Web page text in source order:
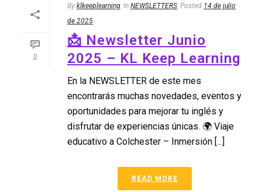
0
By klkeeplearning In NEWSLETTERS Posted 14 de julio
de 2025
📩 Newsletter Junio
2025 – KL Keep Learning
En la NEWSLETTER de este mes
encontrarás muchas novedades, eventos y
oportunidades para mejorar tu inglés y
disfrutar de experiencias únicas. 🌍 Viaje
educativo a Colchester – Inmersión [...]
READ MORE